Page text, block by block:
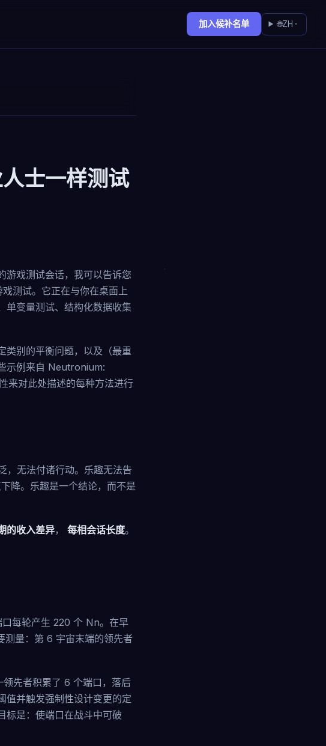
加入候补名单 🌐ZH
士一样测试
游戏测试会话，我可以告诉您
测试。它正在与你在桌面上
变量测试、结构化数据收集
类别的平衡问题，以及（最重
示例来自 Neutronium:
来对此处描述的每种方法进行
，无法付诸行动。乐趣无法告
降。乐趣是一个结论，而不是
的收入差异， 每相会话长度。
每轮产生 220 个 Nn。在早
测量：第 6 宇宙末端的领先者
先者积累了 6 个端口，落后
值并触发强制性设计变更的定
标是：使端口在战斗中可破